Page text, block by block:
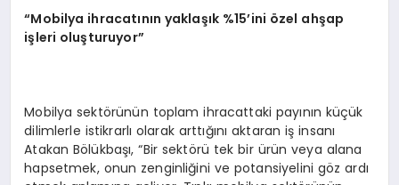
“Mobilya ihracatının yaklaşık %15’ini özel ahşap
işleri oluşturuyor”
Mobilya sektörünün toplam ihracattaki payının küçük
dilimlerle istikrarlı olarak arttığını aktaran iş insanı
Atakan Bölükbaşı, “Bir sektörü tek bir ürün veya alana
hapsetmek, onun zenginliğini ve potansiyelini göz ardı